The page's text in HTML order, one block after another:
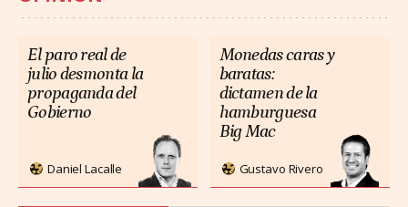
El paro real de
julio desmonta la
propaganda del
Gobierno
Daniel Lacalle
Monedas caras y
baratas:
dictamen de la
hamburguesa
Big Mac
Gustavo Rivero